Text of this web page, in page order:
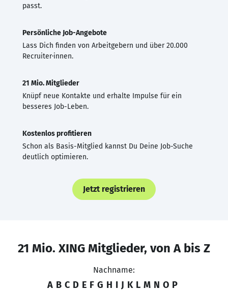
passt.
Persönliche Job-Angebote
Lass Dich finden von Arbeitgebern und über 20.000
Recruiter·innen.
21 Mio. Mitglieder
Knüpf neue Kontakte und erhalte Impulse für ein
besseres Job-Leben.
Kostenlos profitieren
Schon als Basis-Mitglied kannst Du Deine Job-Suche
deutlich optimieren.
Jetzt registrieren
21 Mio. XING Mitglieder, von A bis Z
Nachname:
A B C D E F G H I J K L M N O P